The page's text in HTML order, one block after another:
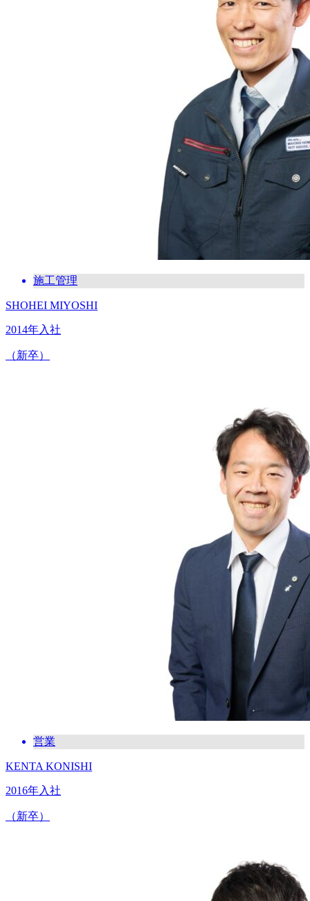
施工管理
SHOHEI MIYOSHI
2014年入社
（新卒）
営業
KENTA KONISHI
2016年入社
（新卒）